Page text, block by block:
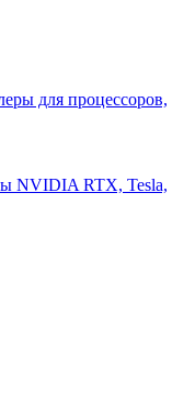
для процессоров,
NVIDIA RTX, Tesla,